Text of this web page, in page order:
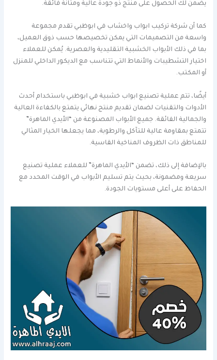
يضمن لك الحصول على منتج ذو جودة عالية ومتانة فائقة.
كما أن شركة تركيب ابواب واخشاب في ابوظبي تقدم مجموعة
واسعة من التصميمات التي يمكن تخصيصها حسب ذوق العميل،
بما في ذلك الأبواب الخشبية التقليدية والعصرية. يُمكن للعملاء
اختيار التشطيبات والأنماط التي تتناسب مع الديكور الداخلي للمنزل
أو المكتب.
أيضًا، تتم عملية تصنيع ابواب خشبية في ابوظبي باستخدام أحدث
الأدوات والتقنيات لضمان تقديم منتج نهائي يتمتع بالكفاءة العالية
والجمالية الفائقة. جميع الأبواب المصنوعة من “الأيدي الماهرة”
تتمتع بمقاومة عالية للتآكل والرطوبة، مما يجعلها الخيار المثالي
للمناطق ذات الظروف المناخية القاسية.
بالإضافة إلى ذلك، تضمن “الأيدي الماهرة” للعملاء عملية تصنيع
سريعة ومضمونة، بحيث يتم تسليم الأبواب في الوقت المحدد مع
الحفاظ على أعلى مستويات الجودة.